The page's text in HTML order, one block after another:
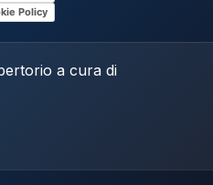
Policy
a cura di